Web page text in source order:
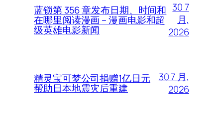
蓝锁第 356 章发布日期、时间和
在哪里阅读漫画 – 漫画电影和超
级英雄电影新闻
30 7
月,
2026
精灵宝可梦公司捐赠1亿日元
帮助日本地震灾后重建
30 7 月,
2026